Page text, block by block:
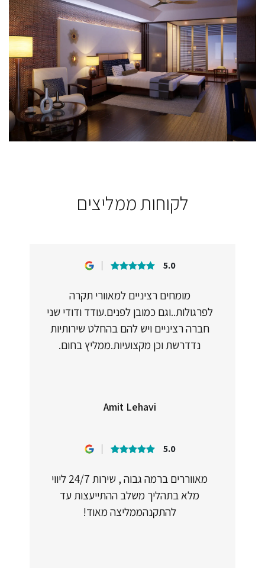
לקוחות ממליצים
5.0
מומחים רציניים למאוורי תקרה
לפרגולות..וגם כמובן לפנים.עודד ודודי שני
חברה רציניים ויש להם בהחלט שירותיות
נדדרשת וכן מקצועיות.ממליץ בחום.
Amit Lehavi
5.0
מאווררים ברמה גבוה , שירות 24/7 ליווי
מלא בתהליך משלב ההתייעצות עד
להתקנהממליצה מאוד!